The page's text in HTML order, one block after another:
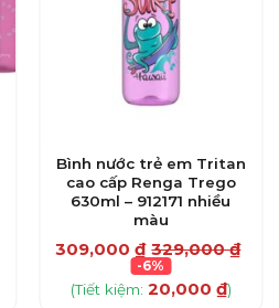
Bình nước trẻ em Tritan
cao cấp Renga Trego
630ml – 912171 nhiều
màu
309,000₫ 329,000₫
-6%
(Tiết kiệm: 20,000 ₫)